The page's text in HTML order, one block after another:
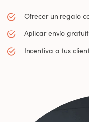
Ofrecer un regalo
Aplicar envío
Incentiva a tus